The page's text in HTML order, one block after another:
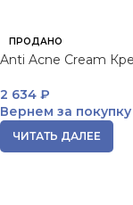
ПРОДАНО
Anti Acne Cream
2 634 ₽
Вернем за покупку
ЧИТАТЬ ДАЛЕЕ